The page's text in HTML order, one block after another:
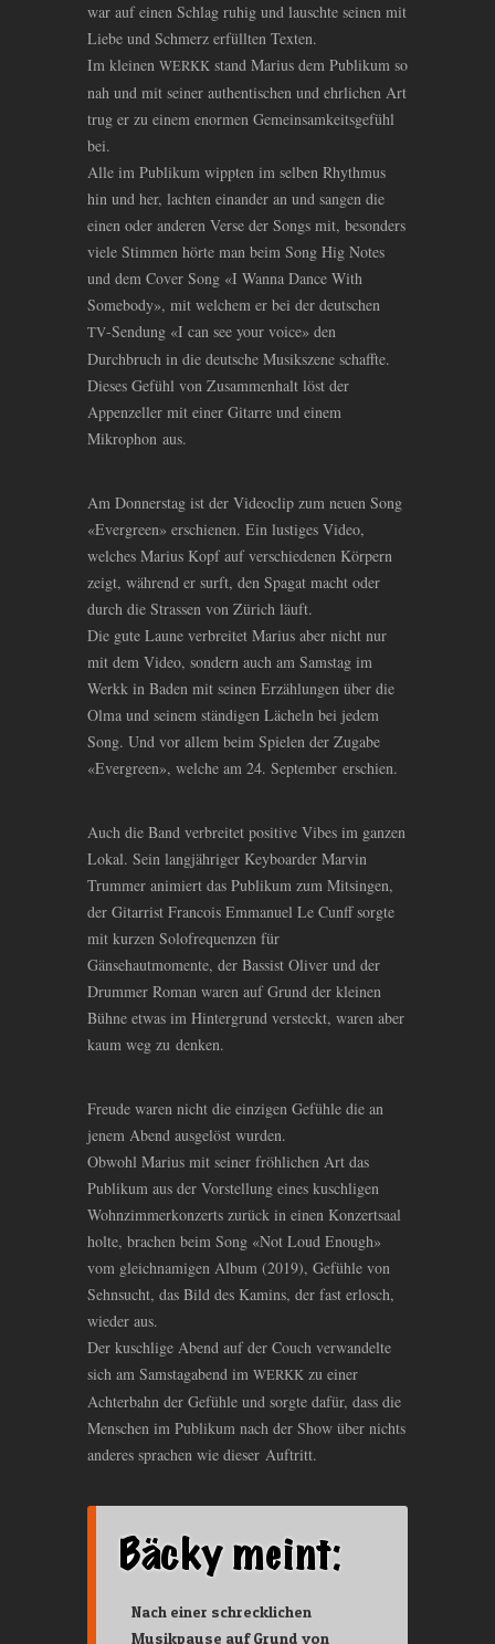
war auf einen Schlag ruhig und lauschte seinen mit
Liebe und Schmerz erfüllten Texten.
Im kleinen WERKK stand Marius dem Publikum so
nah und mit seiner authentischen und ehrlichen Art
trug er zu einem enormen Gemeinsamkeitsgefühl
bei.
Alle im Publikum wippten im selben Rhythmus
hin und her, lachten einander an und sangen die
einen oder anderen Verse der Songs mit, besonders
viele Stimmen hörte man beim Song Hig Notes
und dem Cover Song «I Wanna Dance With
Somebody», mit welchem er bei der deutschen
TV-Sendung «I can see your voice» den
Durchbruch in die deutsche Musikszene schaffte.
Dieses Gefühl von Zusammenhalt löst der
Appenzeller mit einer Gitarre und einem
Mikrophon aus.
Am Donnerstag ist der Videoclip zum neuen Song
«Evergreen» erschienen. Ein lustiges Video,
welches Marius Kopf auf verschiedenen Körpern
zeigt, während er surft, den Spagat macht oder
durch die Strassen von Zürich läuft.
Die gute Laune verbreitet Marius aber nicht nur
mit dem Video, sondern auch am Samstag im
Werkk in Baden mit seinen Erzählungen über die
Olma und seinem ständigen Lächeln bei jedem
Song. Und vor allem beim Spielen der Zugabe
«Evergreen», welche am 24. September erschien.
Auch die Band verbreitet positive Vibes im ganzen
Lokal. Sein langjähriger Keyboarder Marvin
Trummer animiert das Publikum zum Mitsingen,
der Gitarrist Francois Emmanuel Le Cunff sorgte
mit kurzen Solofrequenzen für
Gänsehautmomente, der Bassist Oliver und der
Drummer Roman waren auf Grund der kleinen
Bühne etwas im Hintergrund versteckt, waren aber
kaum weg zu denken.
Freude waren nicht die einzigen Gefühle die an
jenem Abend ausgelöst wurden.
Obwohl Marius mit seiner fröhlichen Art das
Publikum aus der Vorstellung eines kuschligen
Wohnzimmerkonzerts zurück in einen Konzertsaal
holte, brachen beim Song «Not Loud Enough»
vom gleichnamigen Album (2019), Gefühle von
Sehnsucht, das Bild des Kamins, der fast erlosch,
wieder aus.
Der kuschlige Abend auf der Couch verwandelte
sich am Samstagabend im WERKK zu einer
Achterbahn der Gefühle und sorgte dafür, dass die
Menschen im Publikum nach der Show über nichts
anderes sprachen wie dieser Auftritt.
Nach einer schrecklichen
Musikpause auf Grund von